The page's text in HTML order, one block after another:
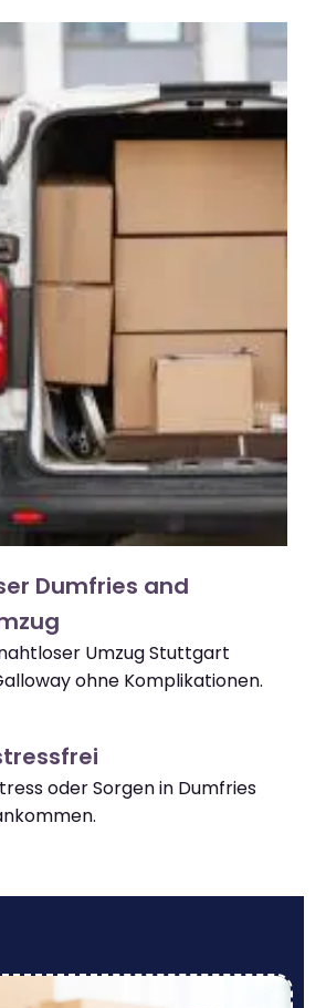
Dumfries and
Umzug Stuttgart
ohne Komplikationen.
oder Sorgen in Dumfries